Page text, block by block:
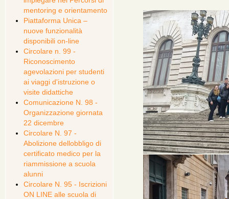
mentoring e orientamento
Piattaforma Unica –
nuove funzionalità
disponibili on-line
Circolare n. 99 -
Riconoscimento
agevolazioni per studenti
ai viaggi d'istruzione o
visite didattiche
Comunicazione N. 98 -
Organizzazione giornata
22 dicembre
Circolare N. 97 -
Abolizione dellobbligo di
certificato medico per la
riammissione a scuola
alunni
Circolare N. 95 - Iscrizioni
ON LINE alle scuola di